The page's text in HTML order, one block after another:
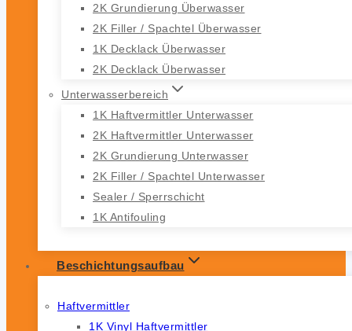
2K Grundierung Überwasser
2K Filler / Spachtel Überwasser
1K Decklack Überwasser
2K Decklack Überwasser
Unterwasserbereich
1K Haftvermittler Unterwasser
2K Haftvermittler Unterwasser
2K Grundierung Unterwasser
2K Filler / Spachtel Unterwasser
Sealer / Sperrschicht
1K Antifouling
Beschichtungsaufbau
Haftvermittler
1K Vinyl Haftvermittler